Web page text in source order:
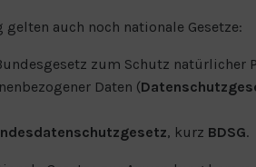
auch noch nationale Gesetze:
zum Schutz natürlicher
Daten (
, kurz BDSG.